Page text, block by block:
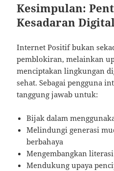
Kesimpulan:
Kesadaran
Internet Positif bukan
pemblokiran, melainkan
menciptakan lingkungan
sehat. Sebagai pengguna
tanggung jawab untuk:
Bijak dalam
Melindungi generasi
berbahaya
Mengembangkan
Mendukung upaya